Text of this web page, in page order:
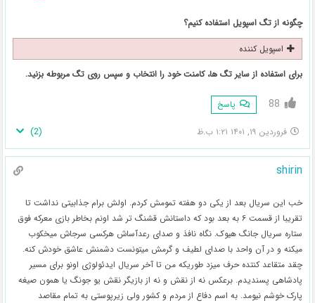
چگونه از تگ اسپویل استفاده کنیم؟
اسپویل کننده
برای استفاده از سایر تگ ها، کامنت خود را انتخاب و سپس روی تگ مربوطه بزنید.
88 پاسخ
فروردین ۱۹, ۱۴۰۱ ۱:۲۱ ب.ظ (
2
)
shirin
خب این سریال بعد از یکی دو هفته تمومش کردم. اولش برام جذابیتی نداشت تا
تقریبا از قسمت ۶ به بعد بود که داستانش قشنگ تر شد اونم بخاطر بازی معرکه فوق
ستاره سریال جانگ هیوک. نگاه نافذ و صدای رعدآساش هرکسی سرجاش میخکوب
میکنه و در آن واحد با صدای لطیف و گرمش میتونست دشمنش عاشق خودش کنه.
چقد متقاعد کنتده حرف میزد طوریکه من تا آخر سریال ایدئولوژی اونو برای مسیر
پادشاهی پسندیدم. برعکس نه از نقش و نه از بازیگر نقش یو جونگ یا همون صیغه
پارک خوشم نیومد. به اسم دفاع از مردم و کشور ولی زیرپوستی به تمام مقاصد